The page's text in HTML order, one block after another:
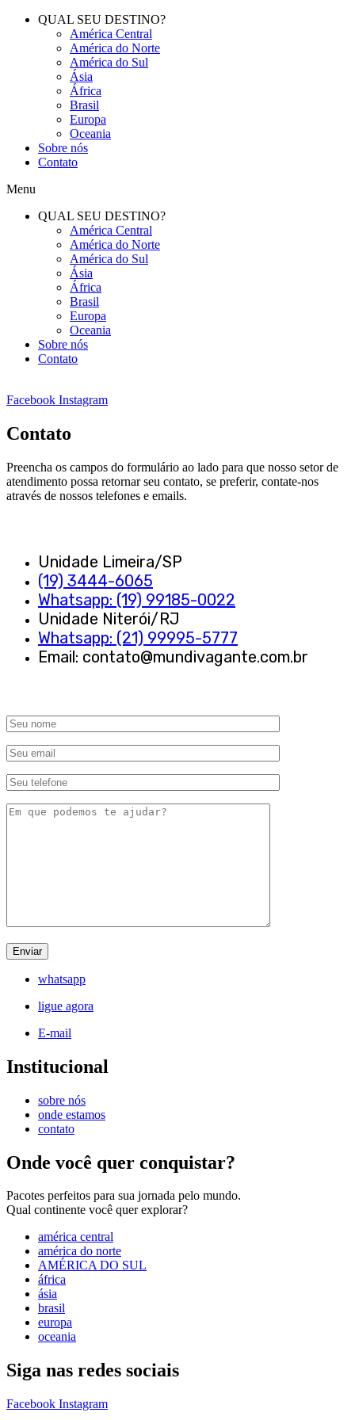
QUAL SEU DESTINO?
América Central
América do Norte
América do Sul
Ásia
África
Brasil
Europa
Oceania
Sobre nós
Contato
Menu
QUAL SEU DESTINO?
América Central
América do Norte
América do Sul
Ásia
África
Brasil
Europa
Oceania
Sobre nós
Contato
Facebook Instagram
Contato
Preencha os campos do formulário ao lado para que nosso setor de
atendimento possa retornar seu contato, se preferir, contate-nos
através de nossos telefones e emails.
Unidade Limeira/SP
(19) 3444-6065
Whatsapp: (19) 99185-0022
Unidade Niterói/RJ
Whatsapp: (21) 99995-5777
Email: contato@mundivagante.com.br
whatsapp
ligue agora
E-mail
Institucional
sobre nós
onde estamos
contato
Onde você quer conquistar?
Pacotes perfeitos para sua jornada pelo mundo.
Qual continente você quer explorar?
américa central
américa do norte
AMÉRICA DO SUL
áfrica
ásia
brasil
europa
oceania
Siga nas redes sociais
Facebook Instagram